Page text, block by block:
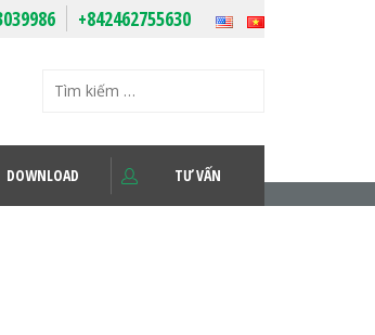
+842462755630
DOWNLOAD TƯ VẤN